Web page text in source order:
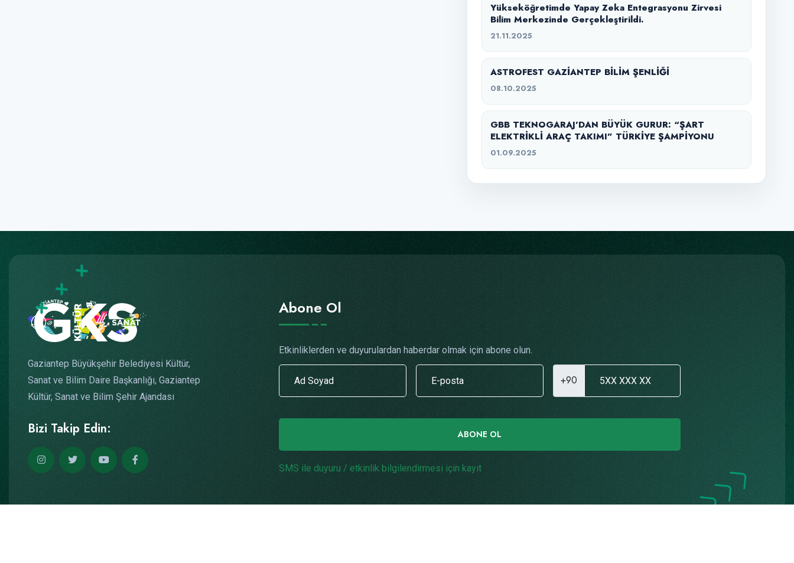
Yükseköğretimde Yapay Zeka Entegrasyonu Zirvesi
Bilim Merkezinde Gerçekleştirildi.
21.11.2025
ASTROFEST GAZİANTEP BİLİM ŞENLİĞİ
08.10.2025
GBB TEKNOGARAJ’DAN BÜYÜK GURUR: “ŞART
ELEKTRİKLİ ARAÇ TAKIMI” TÜRKİYE ŞAMPİYONU
01.09.2025
Gaziantep Büyükşehir Belediyesi Kültür,
Sanat ve Bilim Daire Başkanlığı, Gaziantep
Kültür, Sanat ve Bilim Şehir Ajandası
Bizi Takip Edin:
Abone Ol
Etkinliklerden ve duyurulardan haberdar olmak için abone olun.
+90
ABONE OL
SMS ile duyuru / etkinlik bilgilendirmesi için kayıt